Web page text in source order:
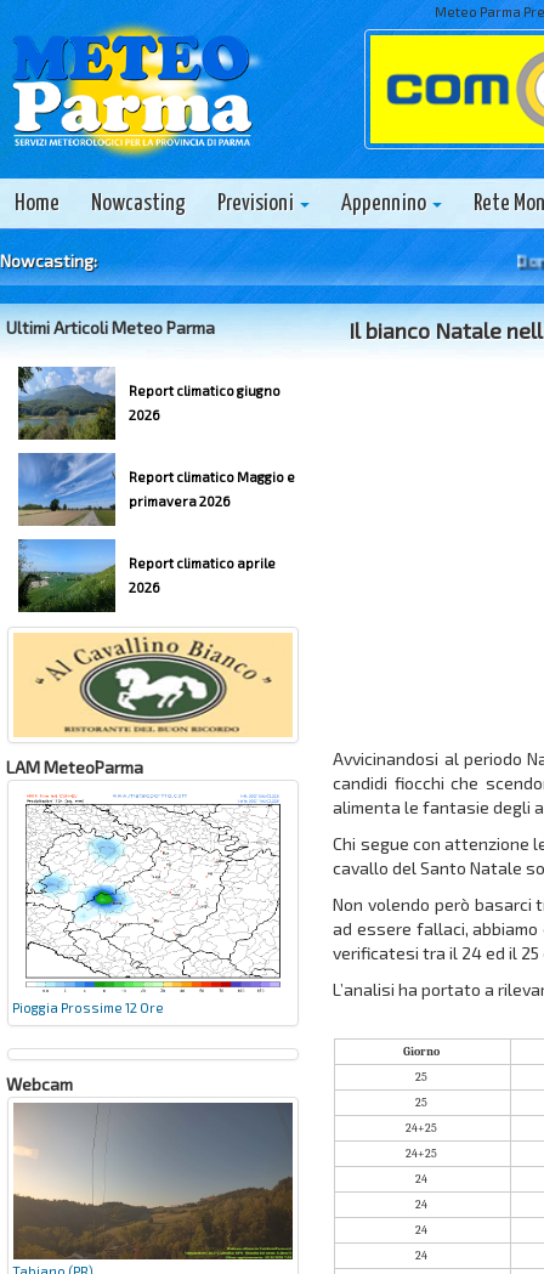
Meteo Parma
Home Nowcasting Previsioni Appennino Rete
Nowcasting:
Ultimi Articoli Meteo Parma
Report climatico giugno
2026
Report climatico Maggio e
primavera 2026
Report climatico aprile
2026
LAM MeteoParma
Pioggia Prossime 12 Ore
Webcam
Il bianco Natale
Avvicinandosi al periodo
candidi fiocchi che
alimenta le fantasie degli
Chi segue con attenzione
cavallo del Santo Natale
Non volendo però
ad essere fallaci,
verificatesi tra il 24 ed il 25
L’analisi ha portato a
Giorno
25
25
24+25
24+25
24
24
24
24